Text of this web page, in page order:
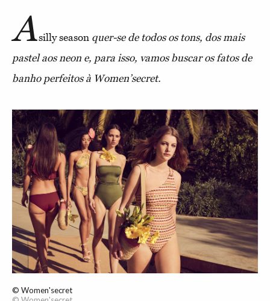
A silly season quer-se de todos os tons, dos mais
pastel aos neon e, para isso, vamos buscar os fatos de
banho perfeitos à Women’secret.
© Women'secret